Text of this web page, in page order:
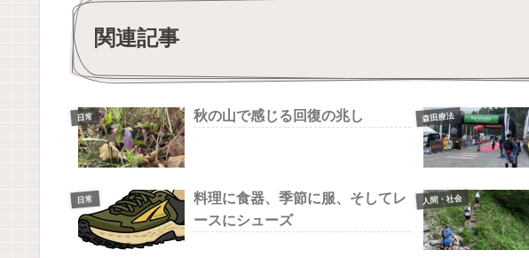
関連記事
日常 秋の山で感じる回復の兆し 森田療法
日常
料理に食器、季節に服、そしてレ
ースにシューズ
人間・社会